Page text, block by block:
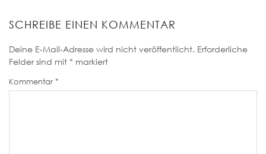
SCHREIBE EINEN KOMMENTAR
Deine E-Mail-Adresse wird nicht veröffentlicht. Erforderliche
Felder sind mit * markiert
Kommentar *